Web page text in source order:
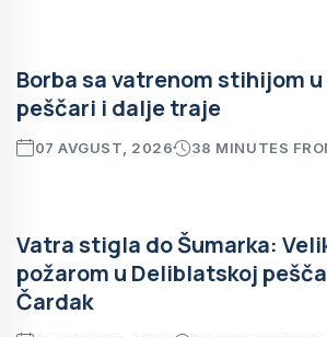
Borba sa vatrenom stihijom
peščari i dalje traje
07 AVGUST, 2026 38 MINUTES
Vatra stigla do Šumarka:
požarom u Deliblatskoj
Čardak